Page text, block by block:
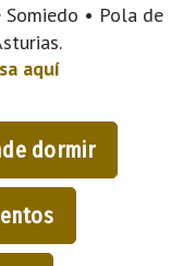
Somiedo • Pola de
aquí
dormir